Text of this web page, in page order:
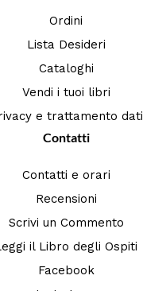
Ordini
Lista Desideri
Cataloghi
Vendi i tuoi libri
e trattamento dati
Contatti
Contatti e orari
Recensioni
Scrivi un Commento
il Libro degli Ospiti
Facebook